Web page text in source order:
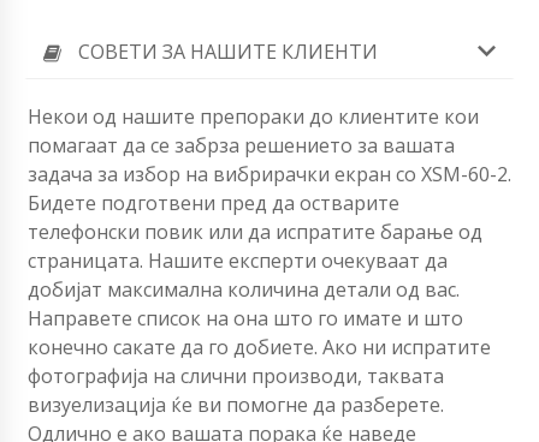
СОВЕТИ ЗА НАШИТЕ КЛИЕНТИ
Некои од нашите препораки до клиентите кои
помагаат да се забрза решението за вашата
задача за избор на вибрирачки екран со XSM-60-2.
Бидете подготвени пред да остварите
телефонски повик или да испратите барање од
страницата. Нашите експерти очекуваат да
добијат максимална количина детали од вас.
Направете список на она што го имате и што
конечно сакате да го добиете. Ако ни испратите
фотографија на слични производи, таквата
визуелизација ќе ви помогне да разберете.
Одлично е ако вашата порака ќе наведе